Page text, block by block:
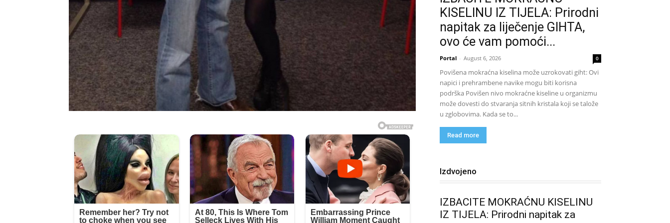
KISELINU IZ TIJELA: Prirodni
napitak za liječenje GIHTA,
ovo će vam pomoći...
Portal - August 6, 2026 0
Povišena mokraćna kiselina može uzrokovati giht: Ovi
napici i prehrambene navike mogu biti korisna
podrška Povišen nivo mokraćne kiseline u organizmu
može dovesti do stvaranja sitnih kristala koji se talože
u zglobovima. Kada se to...
Read more
Izdvojeno
IZBACITE MOKRAĆNU KISELINU
IZ TIJELA: Prirodni napitak za